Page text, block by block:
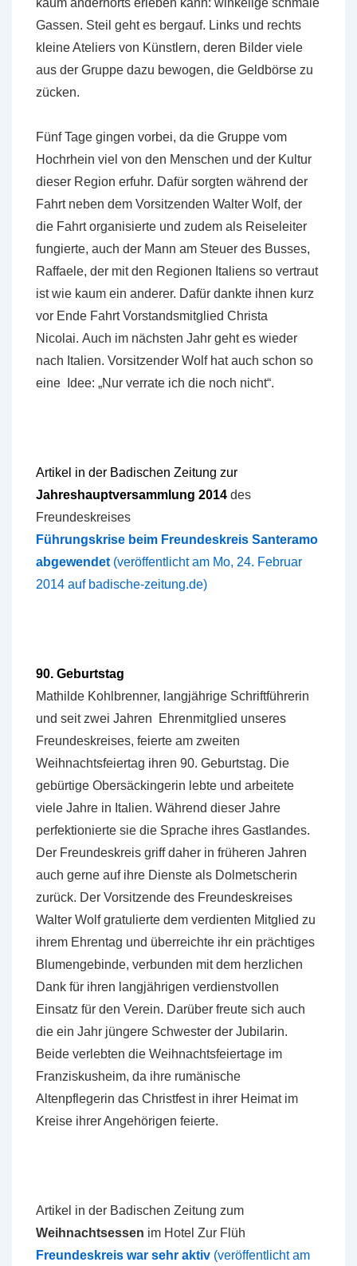
kaum andernorts erleben kann: winkelige schmale
Gassen. Steil geht es bergauf. Links und rechts
kleine Ateliers von Künstlern, deren Bilder viele
aus der Gruppe dazu bewogen, die Geldbörse zu
zücken.
Fünf Tage gingen vorbei, da die Gruppe vom
Hochrhein viel von den Menschen und der Kultur
dieser Region erfuhr. Dafür sorgten während der
Fahrt neben dem Vorsitzenden Walter Wolf, der
die Fahrt organisierte und zudem als Reiseleiter
fungierte, auch der Mann am Steuer des Busses,
Raffaele, der mit den Regionen Italiens so vertraut
ist wie kaum ein anderer. Dafür dankte ihnen kurz
vor Ende Fahrt Vorstandsmitglied Christa
Nicolai. Auch im nächsten Jahr geht es wieder
nach Italien. Vorsitzender Wolf hat auch schon so
eine Idee: „Nur verrate ich die noch nicht“.
Artikel in der Badischen Zeitung zur
Jahreshauptversammlung 2014 des
Freundeskreises
Führungskrise beim Freundeskreis Santeramo
abgewendet (veröffentlicht am Mo, 24. Februar
2014 auf badische-zeitung.de)
90. Geburtstag
Mathilde Kohlbrenner, langjährige Schriftführerin
und seit zwei Jahren Ehrenmitglied unseres
Freundeskreises, feierte am zweiten
Weihnachtsfeiertag ihren 90. Geburtstag. Die
gebürtige Obersäckingerin lebte und arbeitete
viele Jahre in Italien. Während dieser Jahre
perfektionierte sie die Sprache ihres Gastlandes.
Der Freundeskreis griff daher in früheren Jahren
auch gerne auf ihre Dienste als Dolmetscherin
zurück. Der Vorsitzende des Freundeskreises
Walter Wolf gratulierte dem verdienten Mitglied zu
ihrem Ehrentag und überreichte ihr ein prächtiges
Blumengebinde, verbunden mit dem herzlichen
Dank für ihren langjährigen verdienstvollen
Einsatz für den Verein. Darüber freute sich auch
die ein Jahr jüngere Schwester der Jubilarin.
Beide verlebten die Weihnachtsfeiertage im
Franziskusheim, da ihre rumänische
Altenpflegerin das Christfest in ihrer Heimat im
Kreise ihrer Angehörigen feierte.
Artikel in der Badischen Zeitung zum
Weihnachtsessen im Hotel Zur Flüh
Freundeskreis war sehr aktiv (veröffentlicht am